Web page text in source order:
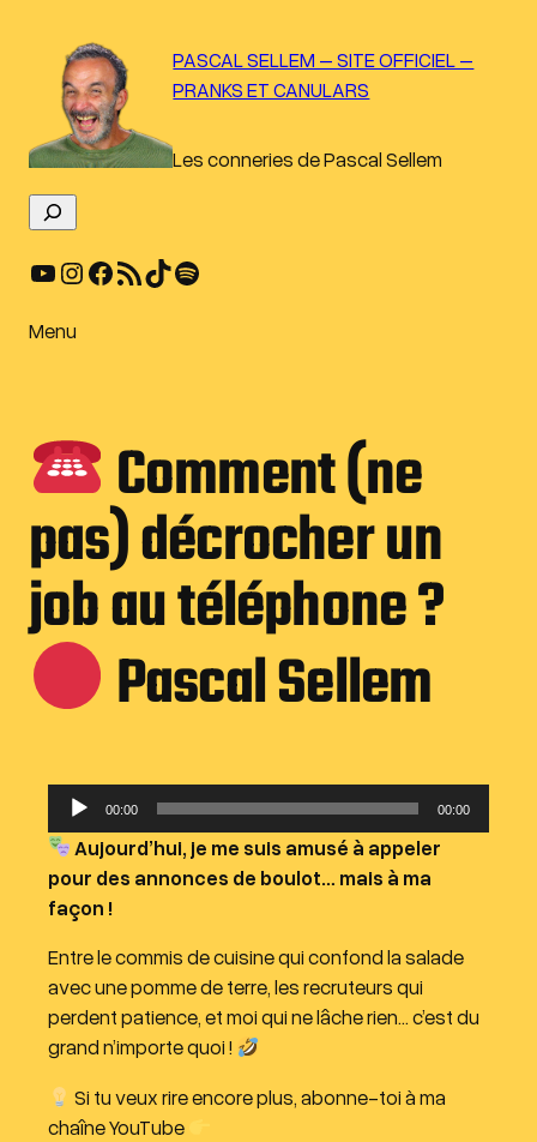
contenu
PASCAL SELLEM – SITE OFFICIEL –
PRANKS ET CANULARS
Les conneries de Pascal Sellem
e
c
e
e
YouTube Instagram Facebook Flux RSS TikTok Spotify
Menu
Comment (ne
pas) décrocher un
job au téléphone ?
Pascal Sellem
e
c
t
e
u
r
a
u
d
o
00:00 00:00
Aujourd’hui, je me suis amusé à appeler
pour des annonces de boulot… mais à ma
façon !
Entre le commis de cuisine qui confond la salade
avec une pomme de terre, les recruteurs qui
perdent patience, et moi qui ne lâche rien… c’est du
grand n’importe quoi !
Si tu veux rire encore plus, abonne-toi à ma
chaîne YouTube